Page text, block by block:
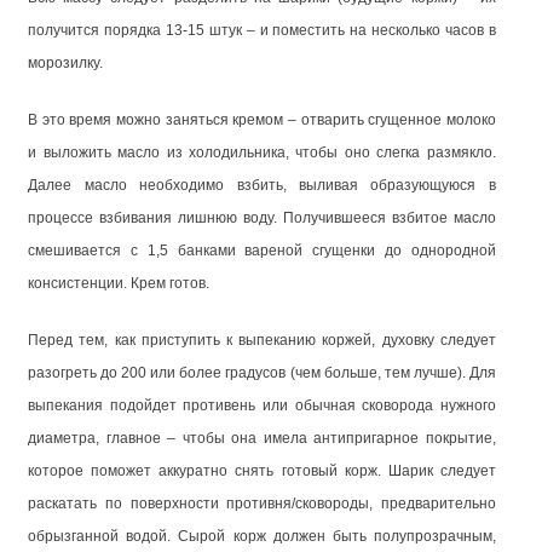
получится порядка 13-15 штук – и поместить на несколько часов в
морозилку.
В это время можно заняться кремом – отварить сгущенное молоко
и выложить масло из холодильника, чтобы оно слегка размякло.
Далее масло необходимо взбить, выливая образующуюся в
процессе взбивания лишнюю воду. Получившееся взбитое масло
смешивается с 1,5 банками вареной сгущенки до однородной
консистенции. Крем готов.
Перед тем, как приступить к выпеканию коржей, духовку следует
разогреть до 200 или более градусов (чем больше, тем лучше). Для
выпекания подойдет противень или обычная сковорода нужного
диаметра, главное – чтобы она имела антипригарное покрытие,
которое поможет аккуратно снять готовый корж. Шарик следует
раскатать по поверхности противня/сковороды, предварительно
обрызганной водой. Сырой корж должен быть полупрозрачным,